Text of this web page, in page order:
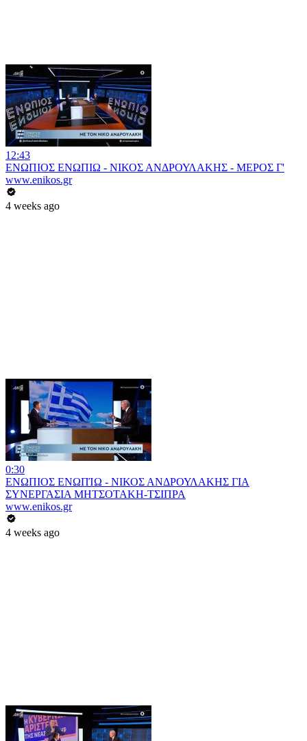
12:43
ΕΝΩΠΙΟΣ ΕΝΩΠΙΩ - ΝΙΚΟΣ ΑΝΔΡΟΥΛΑΚΗΣ - ΜΕΡΟΣ Γ'
www.enikos.gr
4 weeks ago
0:30
ΕΝΩΠΙΟΣ ΕΝΩΠΊΩ - ΝΙΚΟΣ ΑΝΔΡΟΥΛΑΚΗΣ ΓΙΑ
ΣΥΝΕΡΓΑΣΙΑ ΜΗΤΣΟΤΑΚΗ-ΤΣΙΠΡΑ
www.enikos.gr
4 weeks ago